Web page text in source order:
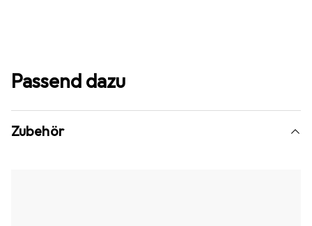
Passend dazu
Zubehör